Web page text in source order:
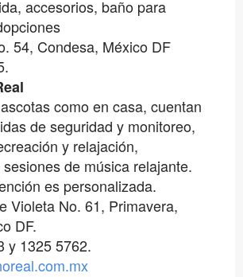
accesorios, baño para
54, Condesa, México DF
como en casa, cuentan
de seguridad y monitoreo,
y relajación,
de música relajante.
es personalizada.
Violeta No. 61, Primavera,
DF.
y 1325 5762.